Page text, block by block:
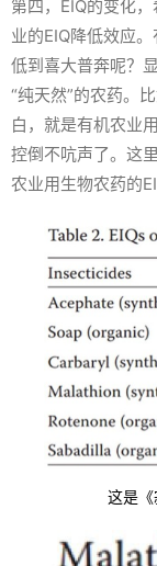
第四，EIQ的变化
业的EIQ降低效应
低到喜大普奔呢？
“纯天然”的农药。
白，就是有机农业
控倒不吭声了。这
农业用生物农药的
这是《